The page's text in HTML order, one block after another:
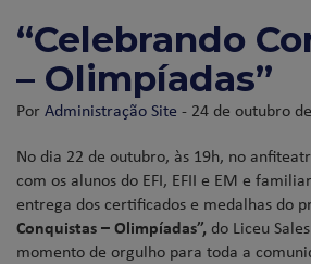
“Celebrando
– Olimpíadas”
PorAdministração Site - 24 de outubro
No dia 22 de outubro, às 19h, no
com os alunos do EFI, EFII e EM e
entrega dos certificados e medalhas do
Conquistas – Olimpíadas”, do Liceu
momento de orgulho para toda a